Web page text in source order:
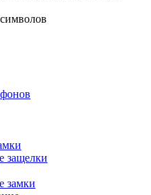
защелки
замки